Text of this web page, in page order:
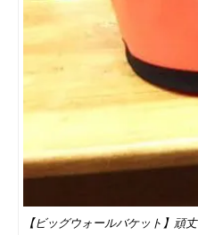
【ビッグウォールバケット】頑